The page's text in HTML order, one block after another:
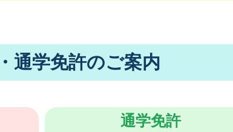
通学免許のご案内
通学免許